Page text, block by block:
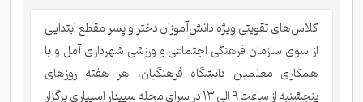
کلاس‌های تقویتی ویژه دانش‌آموزان دختر و پسر مقطع ابتدایی
از سوی سازمان فرهنگی اجتماعی و ورزشی شهرداری آمل و با
همکاری معلمین دانشگاه فرهنگیان، هر هفته روزهای
پنجشنبه از ساعت ۹ الی ۱۳ در سرای محله سپیدار اسپیاری برگزار